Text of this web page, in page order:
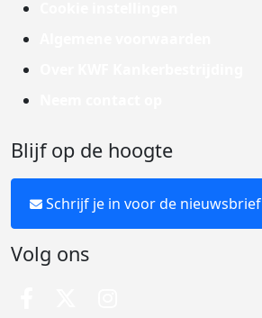
Blijf op de hoogte
Schrijf je in voor de nieuwsbrief
Volg ons